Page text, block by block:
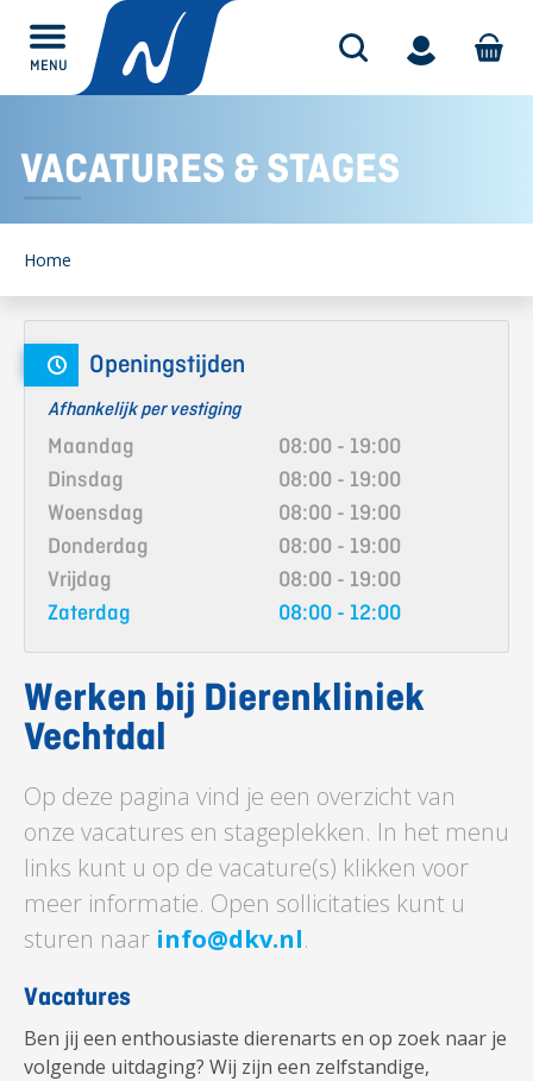
MENU
PAARDEN
Home
Openingstijden
Afhankelijk per vestiging
Maandag
08:00 - 19:00
Dinsdag
08:00 - 19:00
Woensdag
08:00 - 19:00
Donderdag
08:00 - 19:00
Vrijdag
08:00 - 19:00
Zaterdag
08:00 - 12:00
Werken bij Dierenkliniek
Vechtdal
Op deze pagina vind je een overzicht van
onze vacatures en stageplekken. In het menu
links kunt u op de vacature(s) klikken voor
meer informatie. Open sollicitaties kunt u
sturen naar info@dkv.nl.
Vacatures
Ben jij een enthousiaste dierenarts en op zoek naar je
volgende uitdaging? Wij zijn een zelfstandige,